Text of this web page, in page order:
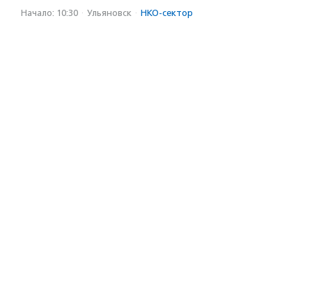
Начало: 10:30 · Ульяновск · НКО-сектор